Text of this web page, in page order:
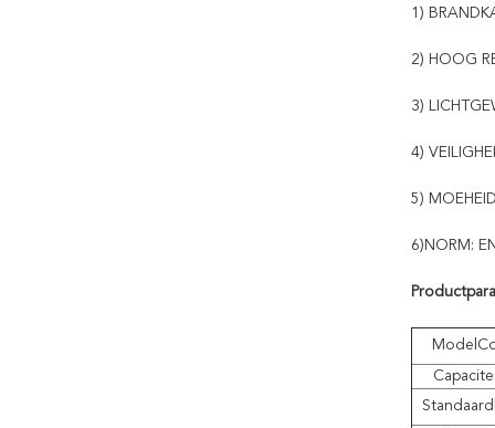
1)
2) HOOG
3)
4)
5)
6)NORM: